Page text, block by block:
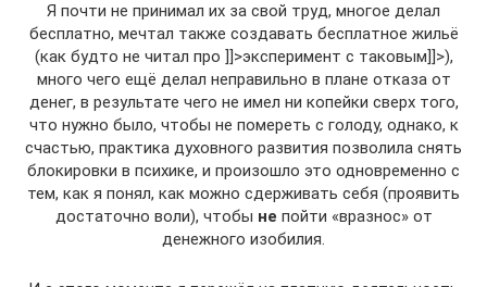
Я почти не принимал их за свой труд, многое делал
бесплатно, мечтал также создавать бесплатное жильё
(как будто не читал про ]]>эксперимент с таковым]]>),
много чего ещё делал неправильно в плане отказа от
денег, в результате чего не имел ни копейки сверх того,
что нужно было, чтобы не помереть с голоду, однако, к
счастью, практика духовного развития позволила снять
блокировки в психике, и произошло это одновременно с
тем, как я понял, как можно сдерживать себя (проявить
достаточно воли), чтобы не пойти «вразнос» от
денежного изобилия.